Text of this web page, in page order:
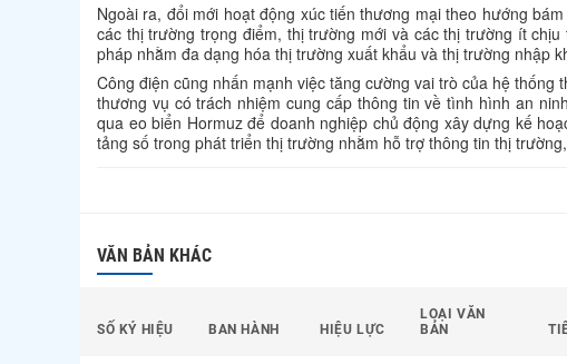
Ngoài ra, đổi mới hoạt động xúc tiến thương mại theo hướng
các thị trường trọng điểm, thị trường mới và các thị trường ít
pháp nhằm đa dạng hóa thị trường xuất khẩu và thị trường nhập
Công điện cũng nhấn mạnh việc tăng cường vai trò của hệ
thương vụ có trách nhiệm cung cấp thông tin về tình hình an
qua eo biển Hormuz để doanh nghiệp chủ động xây dựng kế
tảng số trong phát triển thị trường nhằm hỗ trợ thông tin thị
VĂN BẢN KHÁC
SỐ KÝ HIỆU BAN HÀNH HIỆU LỰC
LOẠI VĂN
BẢN